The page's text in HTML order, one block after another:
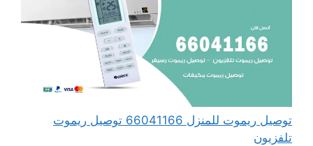
توصيل ريموت للمنزل 66041166 توصيل ريموت
تلفزيون